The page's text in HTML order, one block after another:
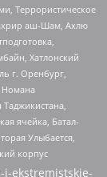
Террористическое
аш-Шам, Ахлю
Хатлонский
г. Оренбург,
Номана
ячейка, Батал-
Улыбается,
корпус
ekstremistskie-